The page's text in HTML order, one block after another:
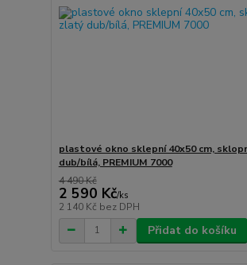
plastové okno sklepní 40x50 cm,
dub/bílá, PREMIUM 7000
4 490 Kč
2 590 Kč/ks
2 140 Kč bez DPH
Přidat do košíku